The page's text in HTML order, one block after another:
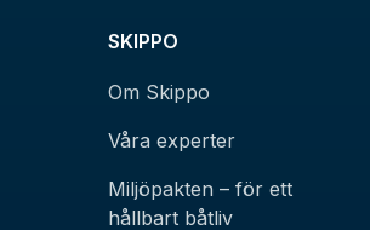
SKIPPO
Om Skippo
Våra experter
Miljöpakten – för ett
hållbart båtliv